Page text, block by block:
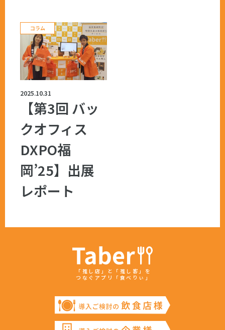
2025.10.31
【第3回 バッ
クオフィス
DXPO福
岡’25】出展
レポート
コラム
「推し店」と「推し客」を
つなぐアプリ「食べりぃ」